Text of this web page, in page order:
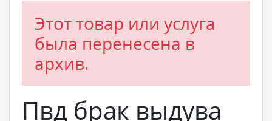
Этот товар или услуга
была перенесена в
архив.
Пвд брак выдува